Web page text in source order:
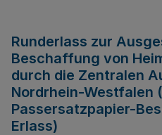
Runderlass zur
Beschaffung von
durch die Zentralen
Nordrhein-Westfalen
Passersatzpapier-
Erlass)